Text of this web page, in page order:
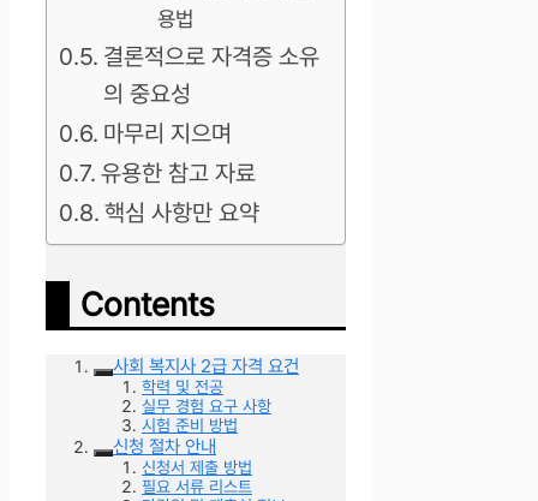
용법
결론적으로 자격증 소유
의 중요성
마무리 지으며
유용한 참고 자료
핵심 사항만 요약
Contents
사회 복지사 2급 자격 요건
학력 및 전공
실무 경험 요구 사항
시험 준비 방법
신청 절차 안내
신청서 제출 방법
필요 서류 리스트